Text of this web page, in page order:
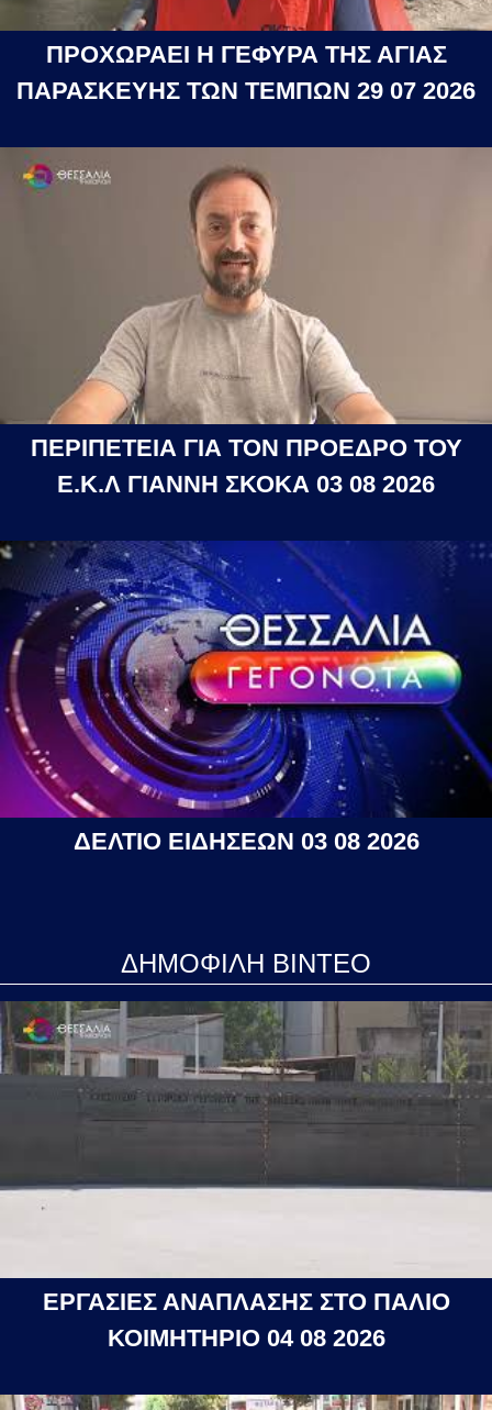
ΠΡΟΧΩΡΑΕΙ Η ΓΕΦΥΡΑ ΤΗΣ ΑΓΙΑΣ
ΠΑΡΑΣΚΕΥΗΣ ΤΩΝ ΤΕΜΠΩΝ 29 07 2026
ΠΕΡΙΠΕΤΕΙΑ ΓΙΑ ΤΟΝ ΠΡΟΕΔΡΟ ΤΟΥ
Ε.Κ.Λ ΓΙΑΝΝΗ ΣΚΟΚΑ 03 08 2026
ΔΕΛΤΙΟ ΕΙΔΗΣΕΩΝ 03 08 2026
ΔΗΜΟΦΙΛΗ ΒΙΝΤΕΟ
ΕΡΓΑΣΙΕΣ ΑΝΑΠΛΑΣΗΣ ΣΤΟ ΠΑΛΙΟ
ΚΟΙΜΗΤΗΡΙΟ 04 08 2026